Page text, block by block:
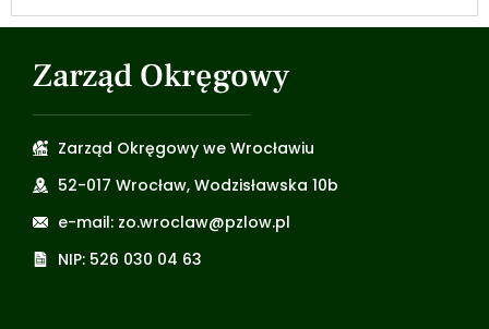
Zarząd Okręgowy
Zarząd Okręgowy we Wrocławiu
52-017 Wrocław, Wodzisławska 10b
e-mail: zo.wroclaw@pzlow.pl
NIP: 526 030 04 63